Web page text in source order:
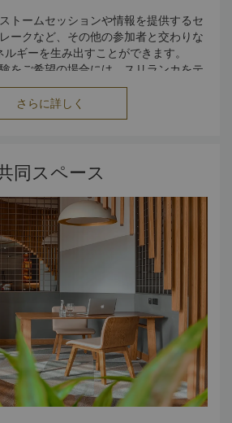
トームセッションや情報を提供するセ
ークなど、その他の参加者と交わりな
ギーを生み出すことができます。
をご希望の場合には、スリランカをテ
レークで、コロンボの屋台料理やスリ
の軽食をお楽しみいただけます。
さらに詳しく
同スペース